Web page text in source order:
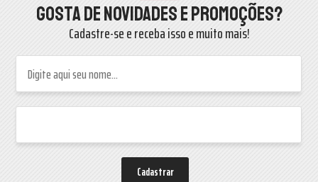
Gosta de novidades e promoções?
Cadastre-se e receba isso e muito mais!
Cadastrar